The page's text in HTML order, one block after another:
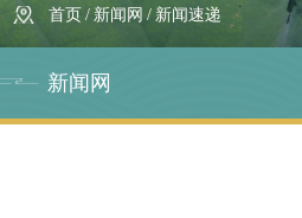
首页 / 新闻网 / 新闻速递
新闻网